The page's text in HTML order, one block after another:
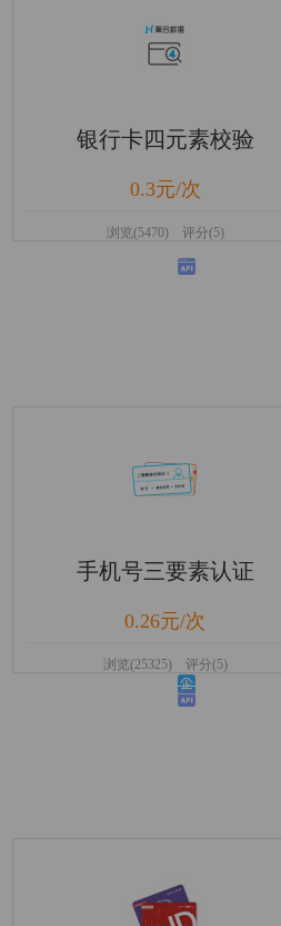
银行卡四元素校验
0.3元/次
浏览(5470) 评分(5)
手机号三要素认证
0.26元/次
浏览(25325) 评分(5)